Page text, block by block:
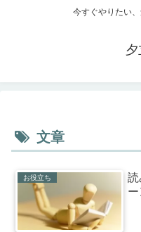
今すぐやりたい
夕
文章
お役立ち
読